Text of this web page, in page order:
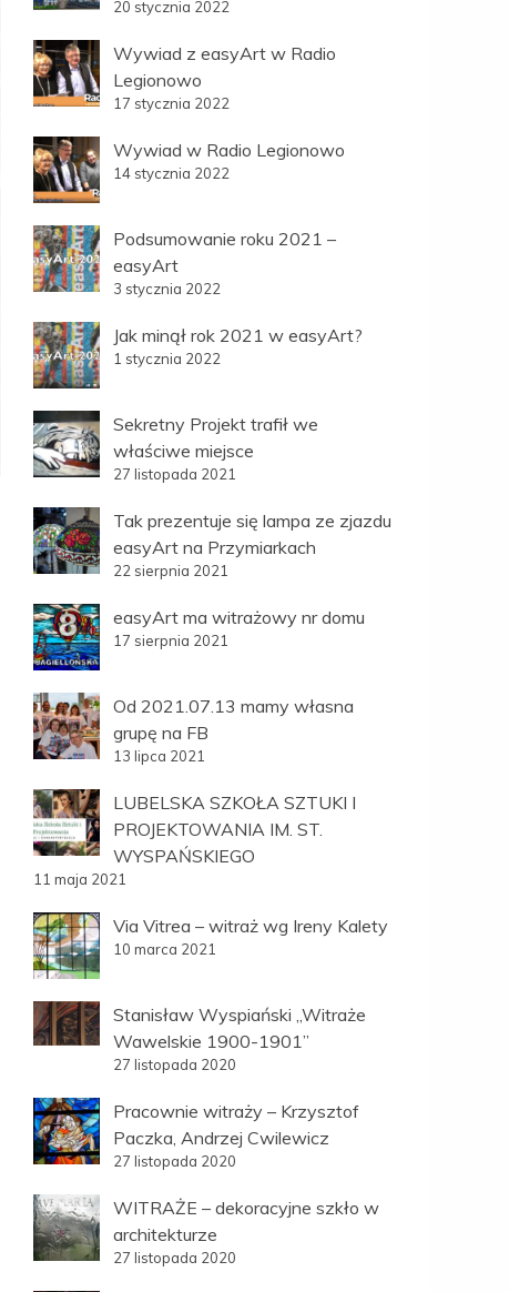
20 stycznia 2022
Wywiad z easyArt w Radio
Legionowo
17 stycznia 2022
Wywiad w Radio Legionowo
14 stycznia 2022
Podsumowanie roku 2021 –
easyArt
3 stycznia 2022
Jak minął rok 2021 w easyArt?
1 stycznia 2022
Sekretny Projekt trafił we
właściwe miejsce
27 listopada 2021
Tak prezentuje się lampa ze zjazdu
easyArt na Przymiarkach
22 sierpnia 2021
easyArt ma witrażowy nr domu
17 sierpnia 2021
Od 2021.07.13 mamy własna
grupę na FB
13 lipca 2021
LUBELSKA SZKOŁA SZTUKI I
PROJEKTOWANIA IM. ST.
WYSPAŃSKIEGO
11 maja 2021
Via Vitrea – witraż wg Ireny Kalety
10 marca 2021
Stanisław Wyspiański „Witraże
Wawelskie 1900-1901”
27 listopada 2020
Pracownie witraży – Krzysztof
Paczka, Andrzej Cwilewicz
27 listopada 2020
WITRAŻE – dekoracyjne szkło w
architekturze
27 listopada 2020